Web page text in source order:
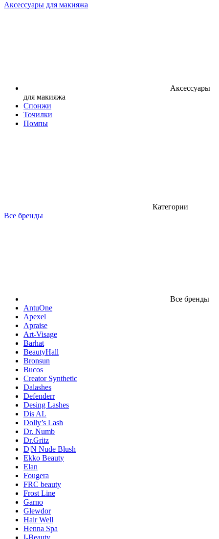
Аксессуары для макияжа
Аксессуары
для макияжа
Спонжи
Точилки
Помпы
Категории
Все бренды
Все бренды
AntuOne
Apexel
Apraise
Art-Visage
Barhat
BeautyHall
Bronsun
Bucos
Creator Synthetic
Dalashes
Defenderr
Desing Lashes
Dis AL
Dolly’s Lash
Dr. Numb
Dr.Gritz
D|N Nude Blush
Ekko Beauty
Elan
Fougera
FRC beauty
Frost Line
Garno
Glewdor
Hair Well
Henna Spa
I-Beauty